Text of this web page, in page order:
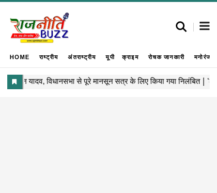
HOME राष्ट्रीय अंतराष्ट्रीय यूपी क्राइम रोचक जानकारी मनोरंजन